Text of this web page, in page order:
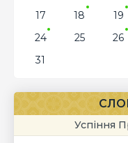
17
18 19
24
25 26
31
Успіння